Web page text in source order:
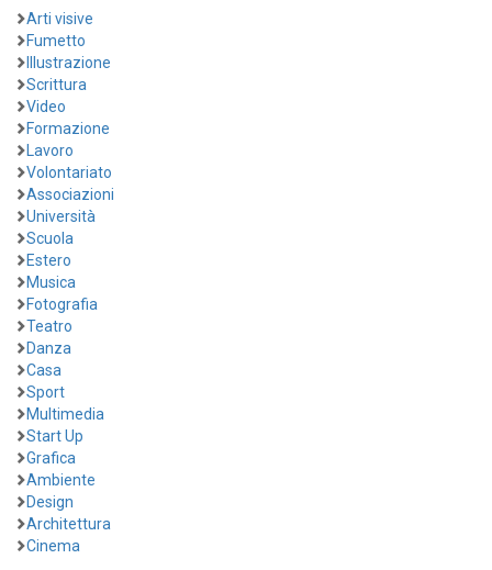
Arti visive
Fumetto
Illustrazione
Scrittura
Video
Formazione
Lavoro
Volontariato
Associazioni
Università
Scuola
Estero
Musica
Fotografia
Teatro
Danza
Casa
Sport
Multimedia
Start Up
Grafica
Ambiente
Design
Architettura
Cinema